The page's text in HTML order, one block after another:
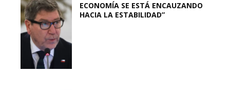
ECONOMÍA SE ESTÁ ENCAUZANDO
HACIA LA ESTABILIDAD”